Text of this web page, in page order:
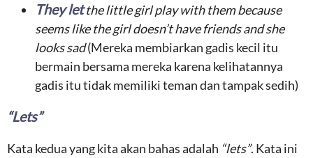
They letthe little girl play with them because
seems like the girl doesn’t have friends and she
looks sad(Mereka membiarkan gadis kecil itu
bermain bersama mereka karena kelihatannya
gadis itu tidak memiliki teman dan tampak sedih)
“Lets”
Kata kedua yang kita akan bahas adalah “lets”. Kata ini